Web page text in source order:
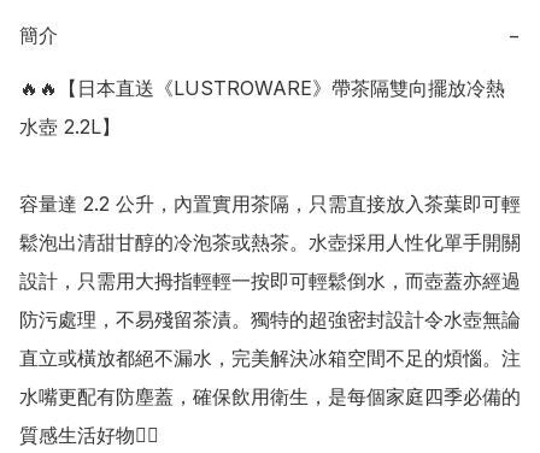
簡介 −
🔥🔥【日本直送《LUSTROWARE》帶茶隔雙向擺放冷熱
水壺 2.2L】
容量達 2.2 公升，內置實用茶隔，只需直接放入茶葉即可輕
鬆泡出清甜甘醇的冷泡茶或熱茶。水壺採用人性化單手開關
設計，只需用大拇指輕輕一按即可輕鬆倒水，而壺蓋亦經過
防污處理，不易殘留茶漬。獨特的超強密封設計令水壺無論
直立或橫放都絕不漏水，完美解決冰箱空間不足的煩惱。注
水嘴更配有防塵蓋，確保飲用衛生，是每個家庭四季必備的
質感生活好物👍🏻